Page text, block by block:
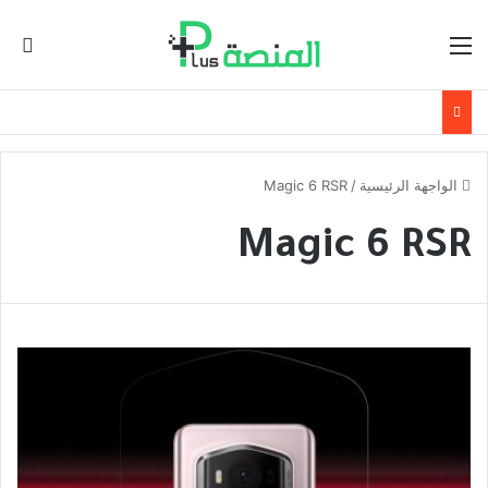
الواجهة الرئيسية /
Magic 6 RSR
Magic 6 RSR